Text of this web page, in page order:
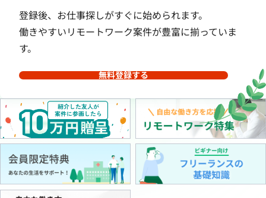
登録後、お仕事探しがすぐに始められます。
働きやすいリモートワーク案件が豊富に揃っていま
す。
無料登録する